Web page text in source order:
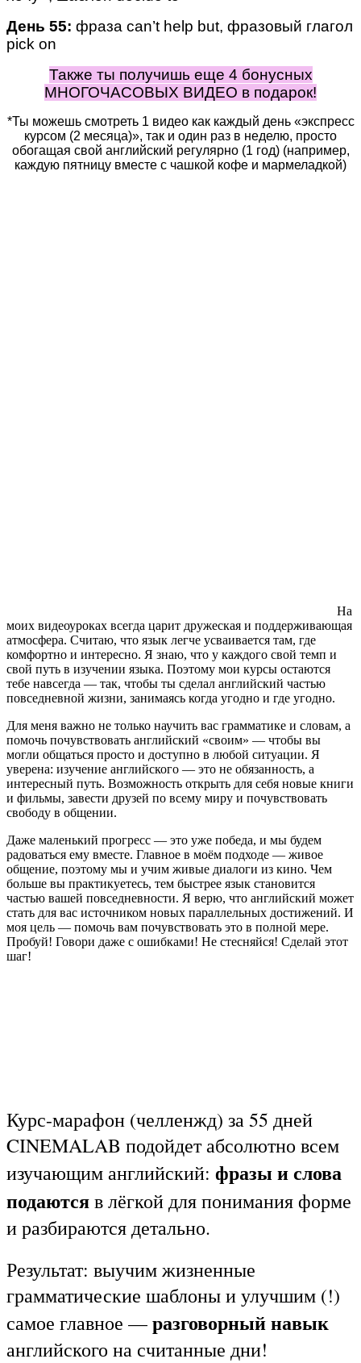
День 55: фраза can’t help but, фразовый глагол
pick on
Также ты получишь еще 4 бонусных
МНОГОЧАСОВЫХ ВИДЕО в подарок!
*Ты можешь смотреть 1 видео как каждый день «экспресс
курсом (2 месяца)», так и один раз в неделю, просто
обогащая свой английский регулярно (1 год) (например,
каждую пятницу вместе с чашкой кофе и мармеладкой)
На
моих видеоуроках всегда царит дружеская и поддерживающая
атмосфера. Считаю, что язык легче усваивается там, где
комфортно и интересно. Я знаю, что у каждого свой темп и
свой путь в изучении языка. Поэтому мои курсы остаются
тебе навсегда — так, чтобы ты сделал английский частью
повседневной жизни, занимаясь когда угодно и где угодно.
Для меня важно не только научить вас грамматике и словам, а
помочь почувствовать английский «своим» — чтобы вы
могли общаться просто и доступно в любой ситуации. Я
уверена: изучение английского — это не обязанность, а
интересный путь. Возможность открыть для себя новые книги
и фильмы, завести друзей по всему миру и почувствовать
свободу в общении.
Даже маленький прогресс — это уже победа, и мы будем
радоваться ему вместе. Главное в моём подходе — живое
общение, поэтому мы и учим живые диалоги из кино. Чем
больше вы практикуетесь, тем быстрее язык становится
частью вашей повседневности. Я верю, что английский может
стать для вас источником новых параллельных достижений. И
моя цель — помочь вам почувствовать это в полной мере.
Пробуй! Говори даже с ошибками! Не стесняйся! Сделай этот
шаг!
Курс-марафон (челленжд) за 55 дней
CINEMALAB подойдет абсолютно всем
изучающим английский: фразы и слова
подаютсяв лёгкой для понимания форме
и разбираются детально.
Результат: выучим жизненные
грамматические шаблоны и улучшим (!)
самое главное —разговорный навык
английского на считанные дни!